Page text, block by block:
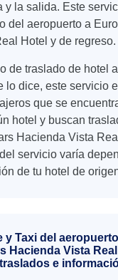
y la salida. Este
del aeropuerto a
Hotel y de regreso.
de traslado de hotel
lo dice, este servicio
que se
hotel y buscan
Hacienda Vista
servicio varía
de tu hotel de
y Taxi del
Hacienda Vista
e